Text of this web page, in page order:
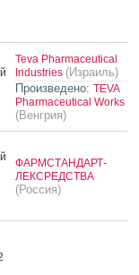
Teva Pharmaceutical
Industries (Израиль)
Произведено: TEVA
Pharmaceutical Works
(Венгрия)
ФАРМСТАНДАРТ-
ЛЕКСРЕДСТВА
(Россия)